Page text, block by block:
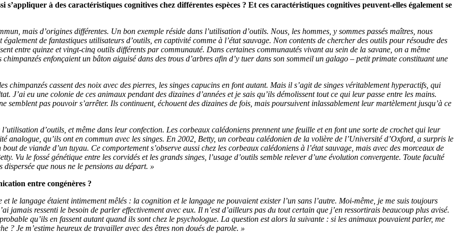
à des caractéristiques cognitives chez différentes espèces ? Et ces caractéristiques cognitives peuvent-elles également se
mais d’origines différentes. Un bon exemple réside dans l’utilisation d’outils. Nous, les hommes, y sommes passés maîtres, nous
de fantastiques utilisateurs d’outils, en captivité comme à l’état sauvage. Non contents de chercher des outils pour résoudre des
entre quinze et vingt-cinq outils différents par communauté. Dans certaines communautés vivant au sein de la savane, on a même
chimpanzés enfonçaient un bâton aiguisé dans des trous d’arbres afin d’y tuer dans son sommeil un galago – petit primate constituant une
chimpanzés cassent des noix avec des pierres, les singes capucins en font autant. Mais il s’agit de singes véritablement hyperactifs, qui
J’ai eu une colonie de ces animaux pendant des dizaines d’années et je sais qu’ils démolissent tout ce qui leur passe entre les mains.
semblent pas pouvoir s’arrêter. Ils continuent, échouent des dizaines de fois, mais poursuivent inlassablement leur martèlement jusqu’à ce
d’outils, et même dans leur confection. Les corbeaux calédoniens prennent une feuille et en font une sorte de crochet qui leur
analogue, qu’ils ont en commun avec les singes. En 2002, Betty, un corbeau calédonien de la volière de l’Université d’Oxford, a surpris le
de viande d’un tuyau. Ce comportement s’observe aussi chez les corbeaux calédoniens à l’état sauvage, mais avec des morceaux de
Vu le fossé génétique entre les corvidés et les grands singes, l’usage d’outils semble relever d’une évolution convergente. Toute faculté
que nous ne le pensions au départ. »
entre congénères ?
le langage étaient intimement mêlés : la cognition et le langage ne pouvaient exister l’un sans l’autre. Moi-même, je me suis toujours
jamais ressenti le besoin de parler effectivement avec eux. Il n’est d’ailleurs pas du tout certain que j’en ressortirais beaucoup plus avisé.
qu’ils en fassent autant quand ils sont chez le psychologue. La question est alors la suivante : si les animaux pouvaient parler, me
? Je m’estime heureux de travailler avec des êtres non doués de parole. »